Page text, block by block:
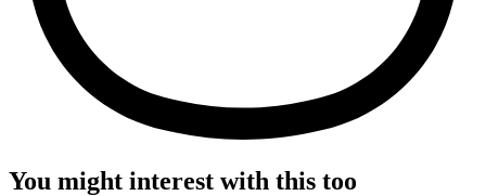
You might interest with this too